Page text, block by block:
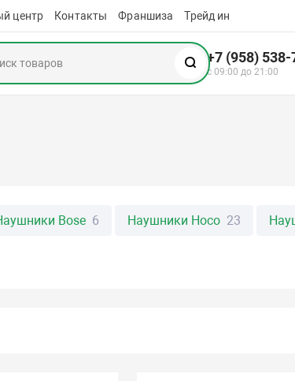
центр Контакты Франшиза Трейд ин
+7 (958) 538-
с 09:00 до 21:00
Bose 6 Наушники Hoco 23